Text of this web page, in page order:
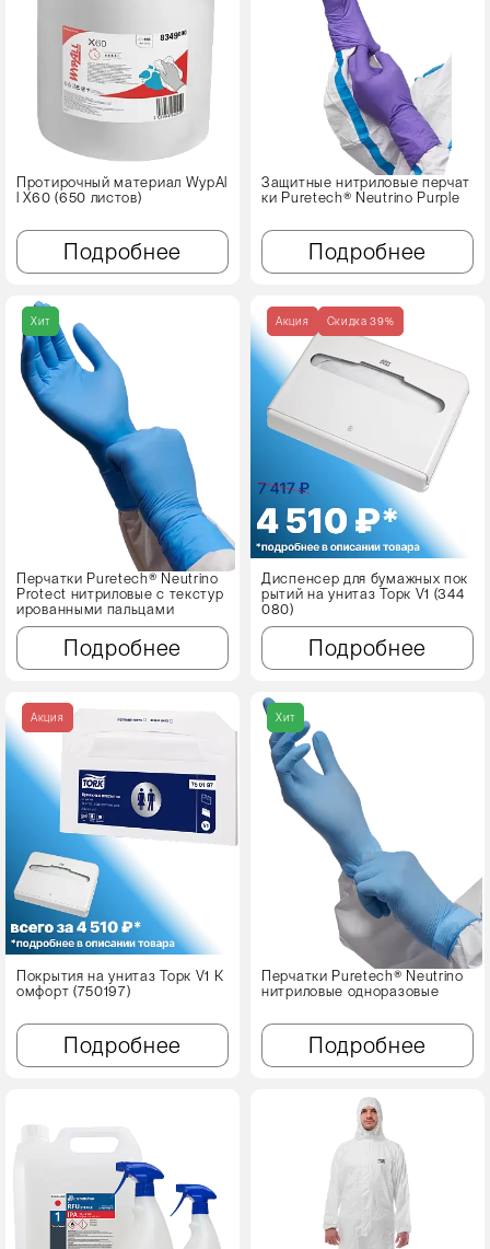
Протирочный материал WypAl
l X60 (650 листов)
Подробнее
Защитные нитриловые перчат
ки Puretech® Neutrino Purple
Подробнее
Хит
Перчатки Puretech® Neutrino
Protect нитриловые с текстур
ированными пальцами
Подробнее
Акция Cкидка 39%
Диспенсер для бумажных пок
рытий на унитаз Торк V1 (344
080)
Подробнее
Акция
Покрытия на унитаз Торк V1 К
омфорт (750197)
Подробнее
Хит
Перчатки Puretech® Neutrino
нитриловые одноразовые
Подробнее